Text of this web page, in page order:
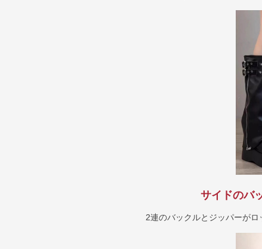
サイドのバ
2連のバックルとジッパーが